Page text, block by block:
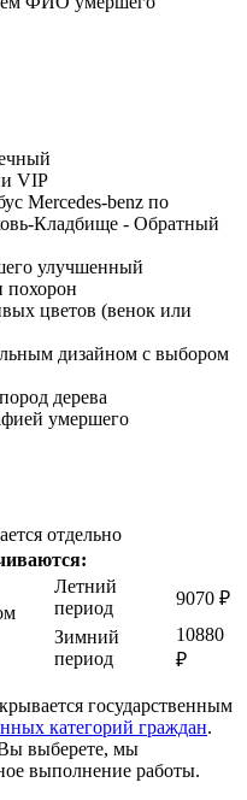
VIP
Mercedes-benz по
Кладбище - Обратный
улучшенный
похорон
цветов (венок или
дизайном с выбором
дерева
умершего
отдельно
Летний
период
9070 ₽
Зимний
период
10880
₽
государственным
категорий граждан.
выберете, мы
выполнение работы.